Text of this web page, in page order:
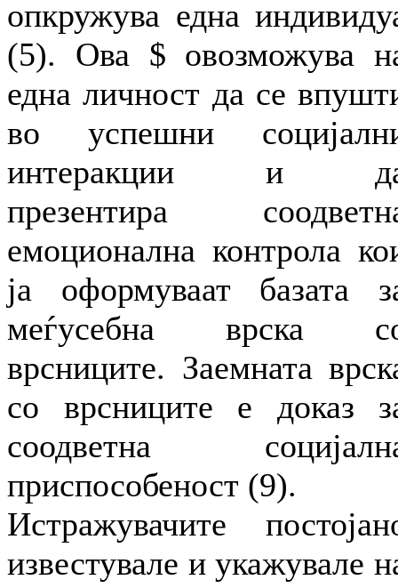
опкружува една
(5). Ова $ овозможува
една личност да се
во успешни
интеракции и
презентира
емоционална контрола
ја оформуваат базата
меѓусебна врска
врсниците. Заемната
со врсниците е доказ
соодветна
приспособеност (9).
Истражувачите
известувале и укажувале